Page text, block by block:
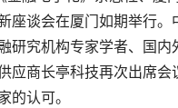
座谈会在厦门如期举行
研究机构专家学者、国
应商长亭科技再次出席
的认可。